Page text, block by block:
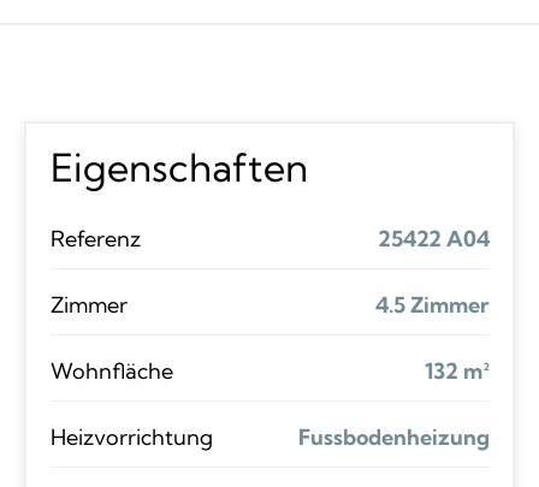
Eigenschaften
Referenz 25422 A04
Zimmer 4.5 Zimmer
Wohnfläche 132 m²
Heizvorrichtung Fussbodenheizung